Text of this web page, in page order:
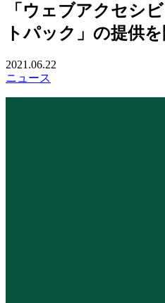
「ウェブアクセシ
トパック」の提供
2021.06.22
ニュース